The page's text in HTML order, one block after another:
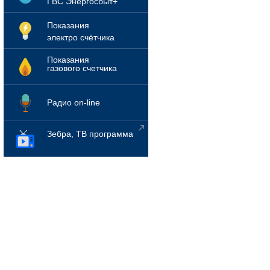
Показания
электро счётчика
Показания
газового счетчика
Радио on-line
Зебра, ТВ программа